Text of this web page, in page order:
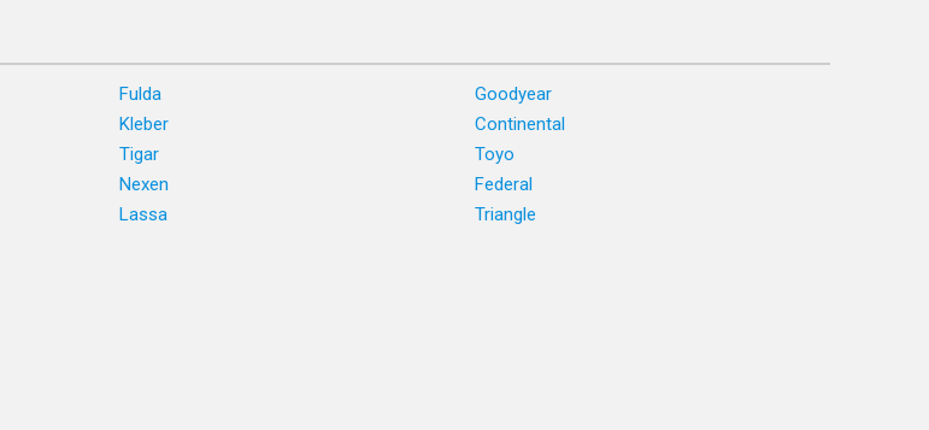
Fulda
Goodyear
Kleber
Continental
Tigar
Toyo
Nexen
Federal
Lassa Triangle